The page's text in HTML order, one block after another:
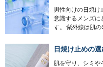
男性向けの日焼け
意識するメンズに
す。 紫外線は肌
日焼け止めの
肌を守り、シミや